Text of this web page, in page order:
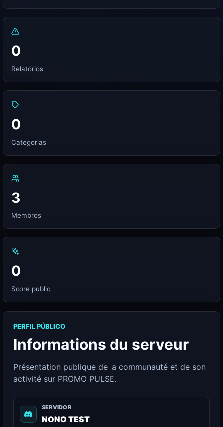
0
Relatórios
0
Categorias
3
Membros
0
Score public
PERFIL PÚBLICO
Informations du serveur
Présentation publique de la communauté et de son
activité sur PROMO PULSE.
SERVIDOR
NONO TEST